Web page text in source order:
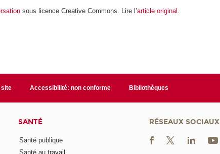
sous licence Creative Commons. Lire l’article original
site Accessibilité: non conforme Bibliothèques
SANTÉ
Santé publique
Santé au travail
RÉSEAUX SOCIAUX